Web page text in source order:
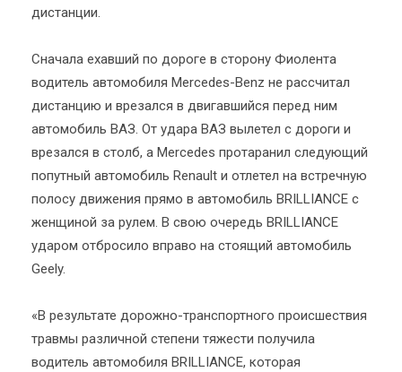
дистанции.
Сначала ехавший по дороге в сторону Фиолента
водитель автомобиля Mercedes-Benz не рассчитал
дистанцию и врезался в двигавшийся перед ним
автомобиль ВАЗ. От удара ВАЗ вылетел с дороги и
врезался в столб, а Mercedes протаранил следующий
попутный автомобиль Renault и отлетел на встречную
полосу движения прямо в автомобиль BRILLIANCE с
женщиной за рулем. В свою очередь BRILLIANCE
ударом отбросило вправо на стоящий автомобиль
Geely.
«В результате дорожно-транспортного происшествия
травмы различной степени тяжести получила
водитель автомобиля BRILLIANCE, которая